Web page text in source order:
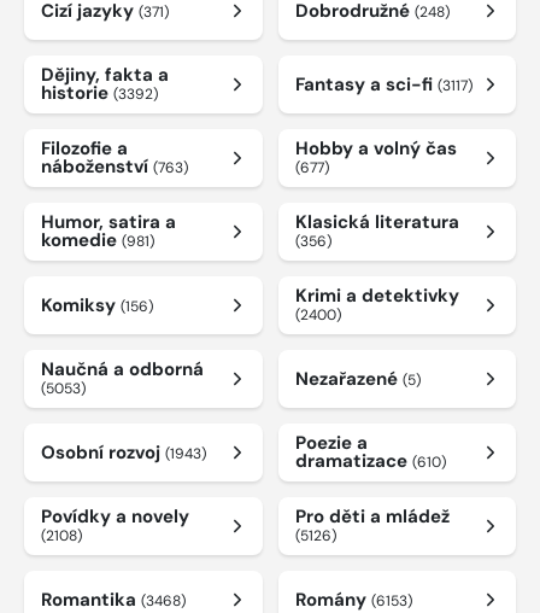
Cizí jazyky (371) Dobrodružné (248)
Dějiny, fakta a
historie (3392) Fantasy a sci-fi (3117)
Filozofie a
náboženství (763)
Hobby a volný čas
(677)
Humor, satira a
komedie (981)
Klasická literatura
(356)
Komiksy (156) Krimi a detektivky
(2400)
Naučná a odborná
(5053) Nezařazené (5)
Osobní rozvoj (1943) Poezie a
dramatizace (610)
Povídky a novely
(2108)
Pro děti a mládež
(5126)
Romantika (3468) Romány (6153)